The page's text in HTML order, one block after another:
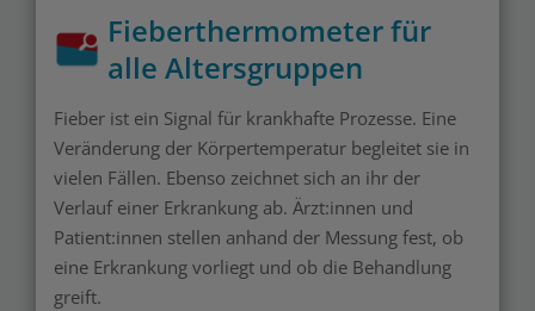
Fieberthermometer für
alle Altersgruppen
Fieber ist ein Signal für krankhafte Prozesse. Eine
Veränderung der Körpertemperatur begleitet sie in
vielen Fällen. Ebenso zeichnet sich an ihr der
Verlauf einer Erkrankung ab. Ärzt:innen und
Patient:innen stellen anhand der Messung fest, ob
eine Erkrankung vorliegt und ob die Behandlung
greift.